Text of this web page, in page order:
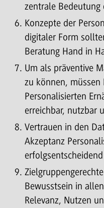
zentrale Bedeutung
Konzepte der
digitaler Form
Beratung Hand in
Um als präventive
zu können, müssen
Personalisierten
erreichbar, nutzbar
Vertrauen in den
Akzeptanz
Bewusstsein in
Relevanz, Nutzen